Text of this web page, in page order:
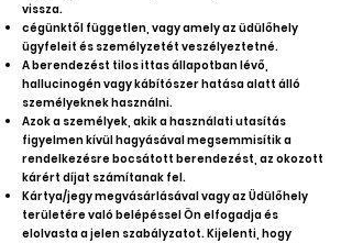
vissza.
cégünktől független, vagy amely az üdülőhely
ügyfeleit és személyzetét veszélyeztetné.
A berendezést tilos ittas állapotban lévő,
hallucinogén vagy kábítószer hatása alatt álló
személyeknek használni.
Azok a személyek, akik a használati utasítás
figyelmen kívül hagyásával megsemmisítik a
rendelkezésre bocsátott berendezést, az okozott
kárért díjat számítanak fel.
Kártya/jegy megvásárlásával vagy az Üdülőhely
területére való belépéssel Ön elfogadja és
elolvasta a jelen szabályzatot. Kijelenti, hogy